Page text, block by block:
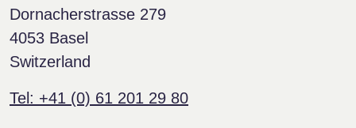
Dornacherstrasse 279
4053 Basel
Switzerland
Tel: +41 (0) 61 201 29 80